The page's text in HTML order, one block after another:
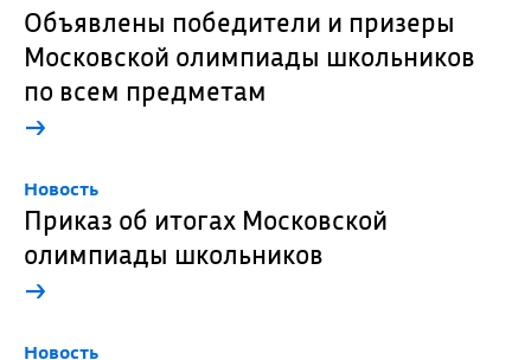
Объявлены победители и призеры
Московской олимпиады школьников
по всем предметам
→
Новость
Приказ об итогах Московской
олимпиады школьников
→
Новость